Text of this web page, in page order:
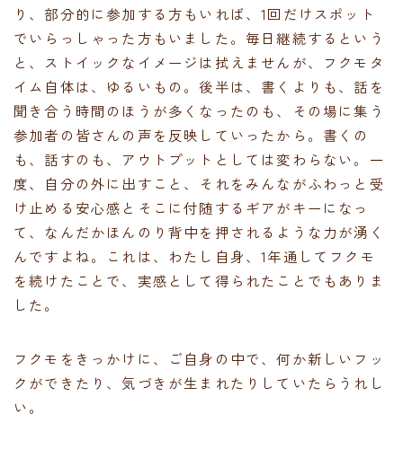
り、部分的に参加する方もいれば、1回だけスポット
でいらっしゃった方もいました。毎日継続するという
と、ストイックなイメージは拭えませんが、フクモタ
イム自体は、ゆるいもの。後半は、書くよりも、話を
聞き合う時間のほうが多くなったのも、その場に集う
参加者の皆さんの声を反映していったから。書くの
も、話すのも、アウトプットとしては変わらない。一
度、自分の外に出すこと、それをみんながふわっと受
け止める安心感とそこに付随するギアがキーになっ
て、なんだかほんのり背中を押されるような力が湧く
んですよね。これは、わたし自身、1年通してフクモ
を続けたことで、実感として得られたことでもありま
した。
フクモをきっかけに、ご自身の中で、何か新しいフッ
クができたり、気づきが生まれたりしていたらうれし
い。